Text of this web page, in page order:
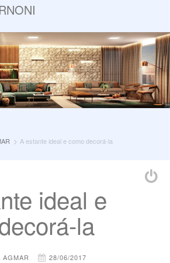
A estante ideal e como decorá-la
ideal e
la
28/06/2017